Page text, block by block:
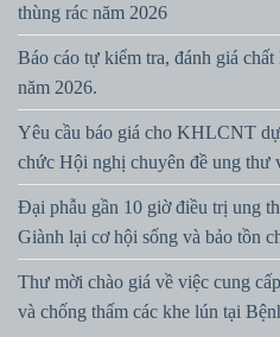
thùng rác năm 2026
Báo cáo tự kiểm tra, đánh giá
năm 2026.
Yêu cầu báo giá cho KHLCNT
chức Hội nghị chuyên đề ung thư
Đại phẫu gần 10 giờ điều trị ung
Giành lại cơ hội sống và bảo tồn
Thư mời chào giá về việc cung
và chống thấm các khe lún tại